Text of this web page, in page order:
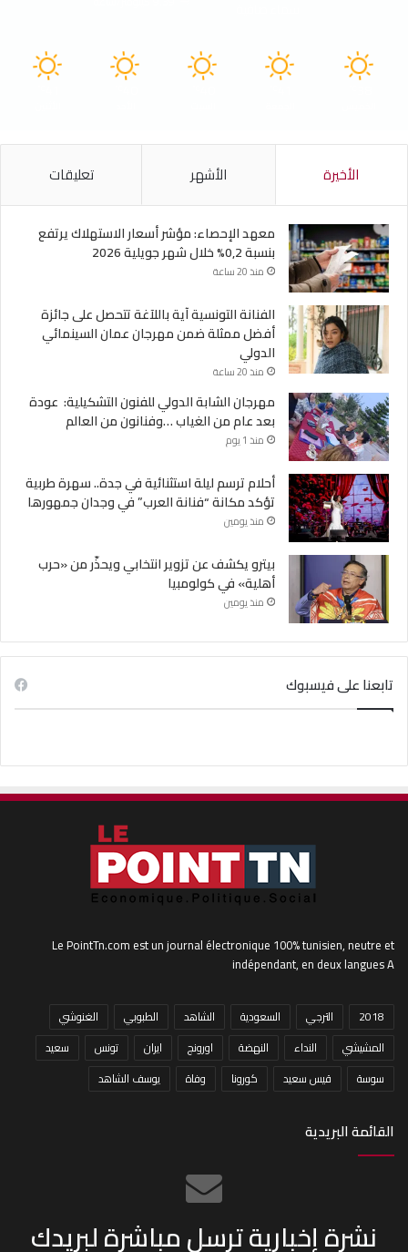
الأخيرة الأشهر تعليقات
معهد الإحصاء: مؤشر أسعار الاستهلاك يرتفع
بنسبة 0,2% خلال شهر جويلية 2026
منذ 20 ساعة
الفنانة التونسية آية باللآغة تتحصل على جائزة
أفضل ممثلة ضمن مهرجان عمان السينمائي
الدولي
منذ 20 ساعة
مهرجان الشابة الدولي للفنون التشكيلية: عودة
بعد عام من الغياب …وفنانون من العالم
منذ 1 يوم
أحلام ترسم ليلة استثنائية في جدة.. سهرة طربية
تؤكد مكانة “فنانة العرب” في وجدان جمهورها
منذ يومين
بيترو يكشف عن تزوير انتخابي ويحذّر من «حرب
أهلية» في كولومبيا
منذ يومين
تابعنا على فيسبوك
Le PointTn.com est un journal électronique 100% tunisien, neutre et
indépendant, en deux langues A
2018 الترجي السعودية الشاهد الطبوبي
الغنوشي
المشيشي
النداء النهضة اورونج ايران تونس
سعيد
سوسة
قيس سعيد كورونا وفاة يوسف الشاهد
القائمة البريدية
نشرة إخبارية ترسل مباشرة لبريدك